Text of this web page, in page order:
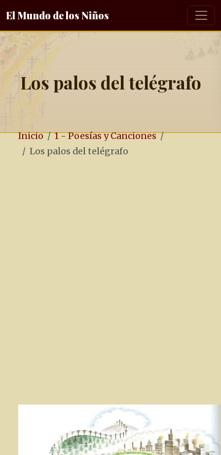
El Mundo de los Niños
Los palos del telégrafo
Inicio
1 - Poesías y Canciones
Los palos del telégrafo